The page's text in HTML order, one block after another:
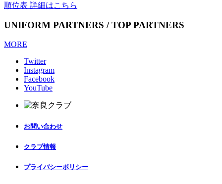
順位表 詳細はこちら
UNIFORM PARTNERS / TOP PARTNERS
MORE
Twitter
Instagram
Facebook
YouTube
お問い合わせ
クラブ情報
プライバシーポリシー